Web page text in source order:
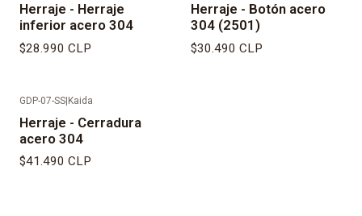
Herraje - Herraje
inferior acero 304
$28.990 CLP
Herraje - Botón acero
304 (2501)
$30.490 CLP
GDP-07-SS|Kaida
Herraje - Cerradura
acero 304
$41.490 CLP